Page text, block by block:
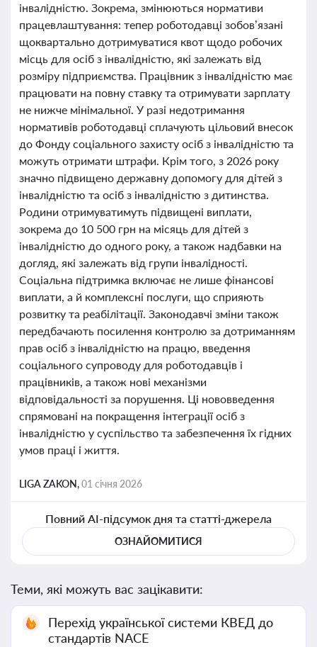
інвалідністю. Зокрема, змінюються нормативи
працевлаштування: тепер роботодавці зобов’язані
щоквартально дотримуватися квот щодо робочих
місць для осіб з інвалідністю, які залежать від
розміру підприємства. Працівник з інвалідністю має
працювати на повну ставку та отримувати зарплату
не нижче мінімальної. У разі недотримання
нормативів роботодавці сплачують цільовий внесок
до Фонду соціального захисту осіб з інвалідністю та
можуть отримати штрафи. Крім того, з 2026 року
значно підвищено державну допомогу для дітей з
інвалідністю та осіб з інвалідністю з дитинства.
Родини отримуватимуть підвищені виплати,
зокрема до 10 500 грн на місяць для дітей з
інвалідністю до одного року, а також надбавки на
догляд, які залежать від групи інвалідності.
Соціальна підтримка включає не лише фінансові
виплати, а й комплексні послуги, що сприяють
розвитку та реабілітації. Законодавчі зміни також
передбачають посилення контролю за дотриманням
прав осіб з інвалідністю на працю, введення
соціального супроводу для роботодавців і
працівників, а також нові механізми
відповідальності за порушення. Ці нововведення
спрямовані на покращення інтеграції осіб з
інвалідністю у суспільство та забезпечення їх гідних
умов праці і життя.
LIGA ZAKON,01 січня 2026
Повний AI-підсумок дня та статті-джерела
ОЗНАЙОМИТИСЯ
Теми, які можуть вас зацікавити:
Перехід української системи КВЕД до
стандартів NACE